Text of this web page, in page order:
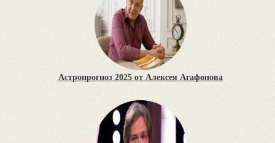
Астропрогноз 2025 от Алексея Агафонова